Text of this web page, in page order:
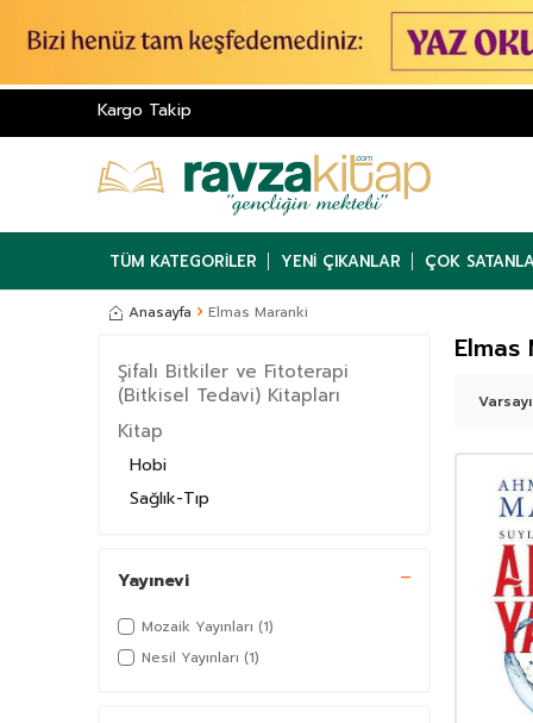
Kargo Takip
TÜM KATEGORILER YENI ÇIKANLAR ÇOK
Anasayfa Elmas Maranki
Şifalı Bitkiler ve Fitoterapi
(Bitkisel Tedavi) Kitapları
Kitap
Hobi
Sağlık-Tıp
Yayınevi
Mozaik Yayınları (1)
Nesil Yayınları (1)
Elmas